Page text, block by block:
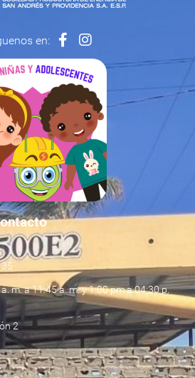
en:
m. a 11:45 a. m. y 1:00 pm a 04:30 p.
2